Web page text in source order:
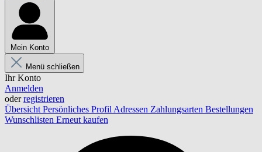
Mein Konto
Menü schließen
Ihr Konto
Anmelden
oderregistrieren
Übersicht Persönliches Profil Adressen Zahlungsarten Bestellungen
Wunschlisten Erneut kaufen